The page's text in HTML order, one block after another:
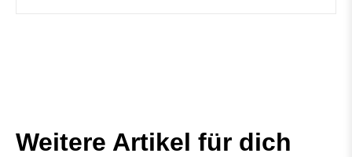
Weitere Artikel für dich